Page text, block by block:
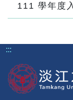
111 學年度
:::